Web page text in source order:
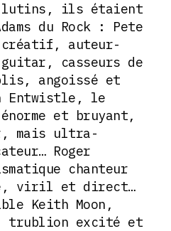
lutins, ils étaient
du Rock : Pete
créatif, auteur-
casseurs de
angoissé et
Entwistle, le
et bruyant,
mais ultra-
Roger
chanteur
viril et direct…
Keith Moon,
trublion excité et